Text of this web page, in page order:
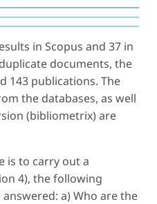
in Scopus and 37 in
documents, the
143 publications. The
the databases, as well
(bibliometrix) are
is to carry out a
4), the following
a) Who are the